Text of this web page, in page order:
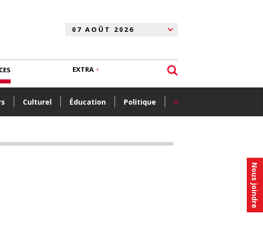
Nous joindre
Culturel Éducation Politique +
EXTRA